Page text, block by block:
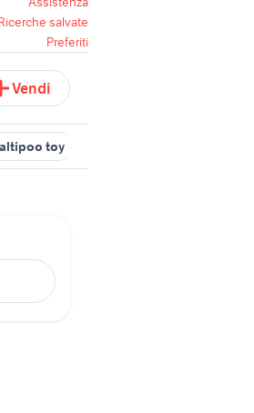
salvate
Preferiti
Vendi
toy